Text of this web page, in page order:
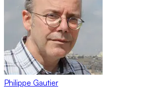
Philippe Gautier